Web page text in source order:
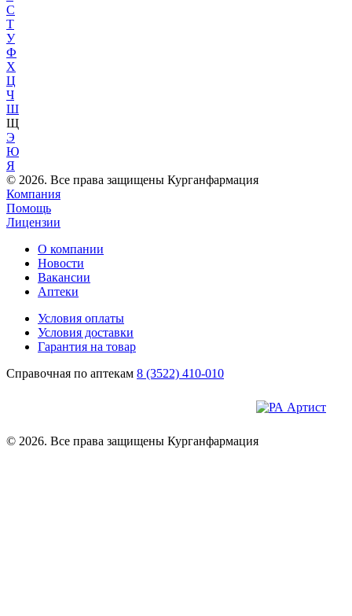
С
Т
У
Ф
Х
Ц
Ч
Ш
Щ
Э
Ю
Я
© 2026. Все права защищены Курганфармация
Компания
Помощь
Лицензии
О компании
Новости
Вакансии
Аптеки
Условия оплаты
Условия доставки
Гарантия на товар
Справочная по аптекам 8 (3522) 410-010
© 2026. Все права защищены Курганфармация